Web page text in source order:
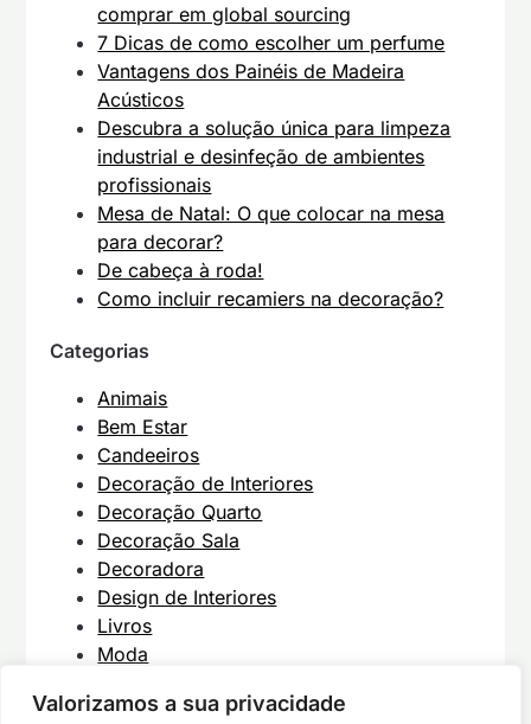
Valorizamos a sua privacidade
comprar em global sourcing
7 Dicas de como escolher um perfume
Vantagens dos Painéis de Madeira
Acústicos
Descubra a solução única para limpeza
industrial e desinfeção de ambientes
profissionais
Mesa de Natal: O que colocar na mesa
para decorar?
De cabeça à roda!
Como incluir recamiers na decoração?
Categorias
Animais
Bem Estar
Candeeiros
Decoração de Interiores
Decoração Quarto
Decoração Sala
Decoradora
Design de Interiores
Livros
Moda
Uncategorized